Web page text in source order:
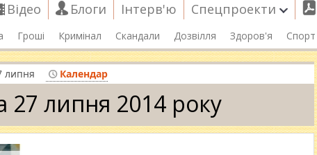
Відео Блоги Інтерв'ю Спецпроекти
Гроші Кримінал Скандали Дозвілля Здоров'я Спорт
липня Календар
27 липня 2014 року